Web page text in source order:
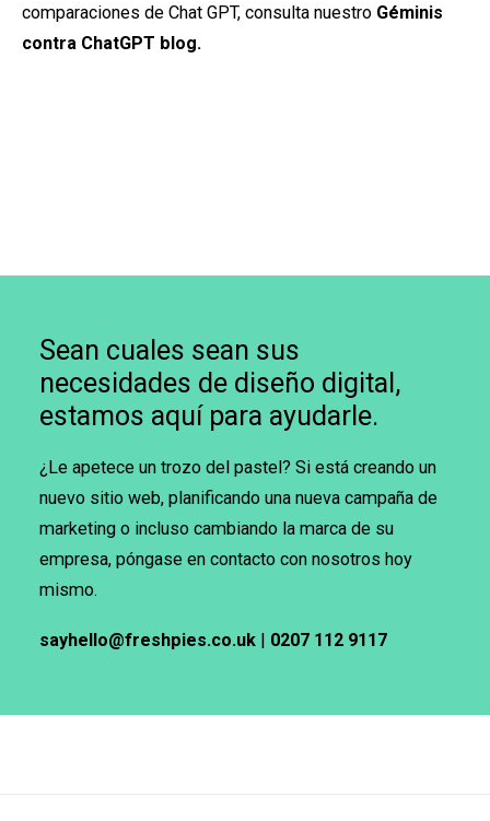
comparaciones de Chat GPT, consulta nuestro Géminis
contra ChatGPT blog.
Sean cuales sean sus
necesidades de diseño digital,
estamos aquí para ayudarle.
¿Le apetece un trozo del pastel? Si está creando un
nuevo sitio web, planificando una nueva campaña de
marketing o incluso cambiando la marca de su
empresa, póngase en contacto con nosotros hoy
mismo.
sayhello@freshpies.co.uk | 0207 112 9117